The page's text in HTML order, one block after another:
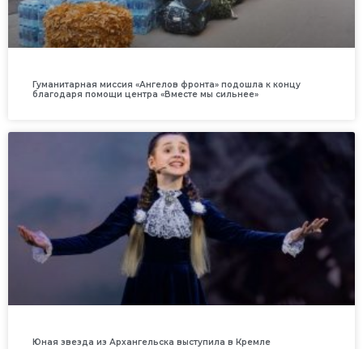
Гуманитарная миссия «Ангелов фронта» подошла к концу
благодаря помощи центра «Вместе мы сильнее»
Юная звезда из Архангельска выступила в Кремле